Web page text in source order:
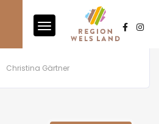
Christina Gärtner